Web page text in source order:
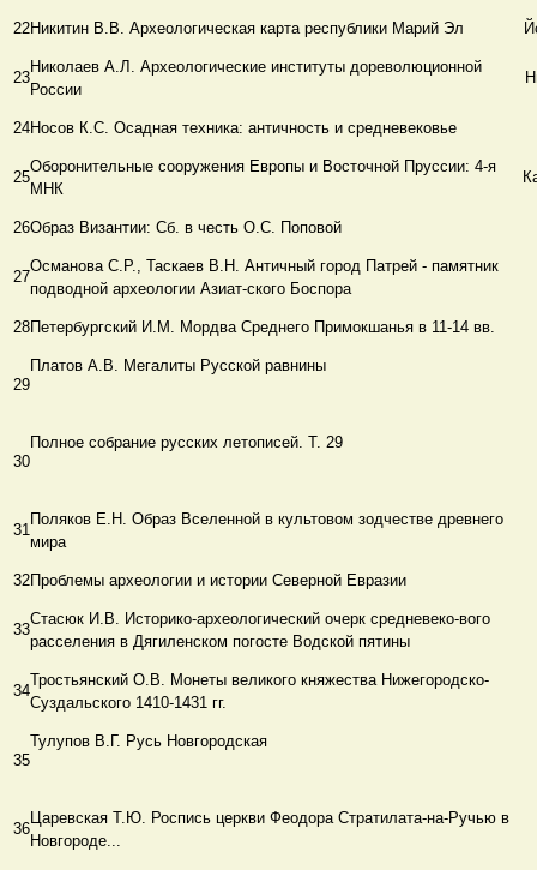
22Никитин В.В. Археологическая карта республики Марий Эл
23
Николаев А.Л. Археологические институты дореволюционной
России
24Носов К.С. Осадная техника: античность и средневековье
25
Оборонительные сооружения Европы и Восточной Пруссии: 4-я
МНК
26Образ Византии: Сб. в честь О.С. Поповой
27
Османова С.Р., Таскаев В.Н. Античный город Патрей - памятник
подводной археологии Азиат-ского Боспора
28Петербургский И.М. Мордва Среднего Примокшанья в 11-14 вв.
29
Платов А.В. Мегалиты Русской равнины
30
Полное собрание русских летописей. Т. 29
31
Поляков Е.Н. Образ Вселенной в культовом зодчестве древнего
мира
32Проблемы археологии и истории Северной Евразии
33
Стасюк И.В. Историко-археологический очерк средневеко-вого
расселения в Дягиленском погосте Водской пятины
34
Тростьянский О.В. Монеты великого княжества Нижегородско-
Суздальского 1410-1431 гг.
35
Тулупов В.Г. Русь Новгородская
36
Царевская Т.Ю. Роспись церкви Феодора Стратилата-на-Ручью в
Новгороде...